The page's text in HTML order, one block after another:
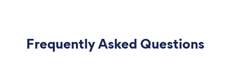
Frequently Asked Questions